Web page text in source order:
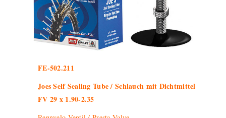
FE-502.211
Joes Self Sealing Tube / Schlauch mit Dichtmittel
FV 29 x 1.90-2.35